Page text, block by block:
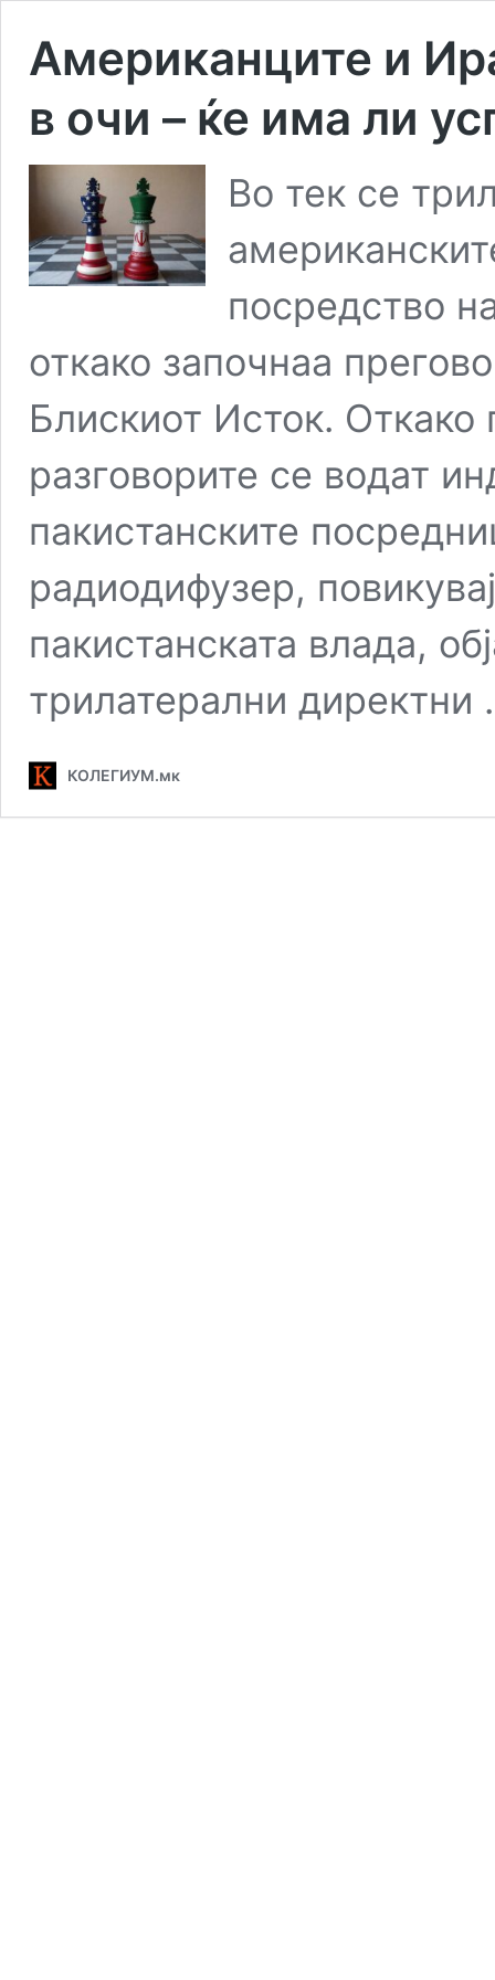
Американците и
в очи – ќе има ли
Во тек се
посредство
откако започнаа
Блискиот Исток.
разговорите се водат
пакистанските
радиодифузер,
пакистанската влада,
трилатерални
КОЛЕГИУМ.мк